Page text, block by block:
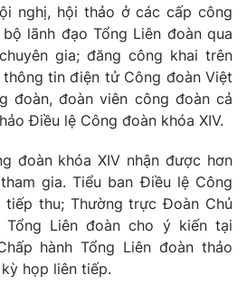
nghị, hội thảo ở các cấp công
lãnh đạo Tổng Liên đoàn qua
gia; đăng công khai trên
tin điện tử Công đoàn Việt
đoàn, đoàn viên công đoàn cả
Điều lệ Công đoàn khóa XIV.
đoàn khóa XIV nhận được hơn
gia. Tiểu ban Điều lệ Công
tiếp thu; Thường trực Đoàn Chủ
Liên đoàn cho ý kiến tại
hành Tổng Liên đoàn thảo
họp liên tiếp.